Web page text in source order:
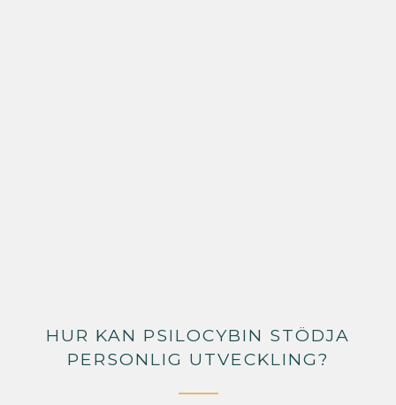
HUR KAN PSILOCYBIN STÖDJA
PERSONLIG UTVECKLING?